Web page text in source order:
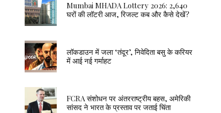
Mumbai MHADA Lottery 2026: 2,640
घरों की लॉटरी आज, रिजल्ट कब और कैसे देखें?
लॉकडाउन में जला ‘तंदूर’, निवेदिता बसु के करियर
में आई नई गर्माहट
FCRA संशोधन पर अंतरराष्ट्रीय बहस, अमेरिकी
सांसद ने भारत के प्रस्ताव पर जताई चिंता